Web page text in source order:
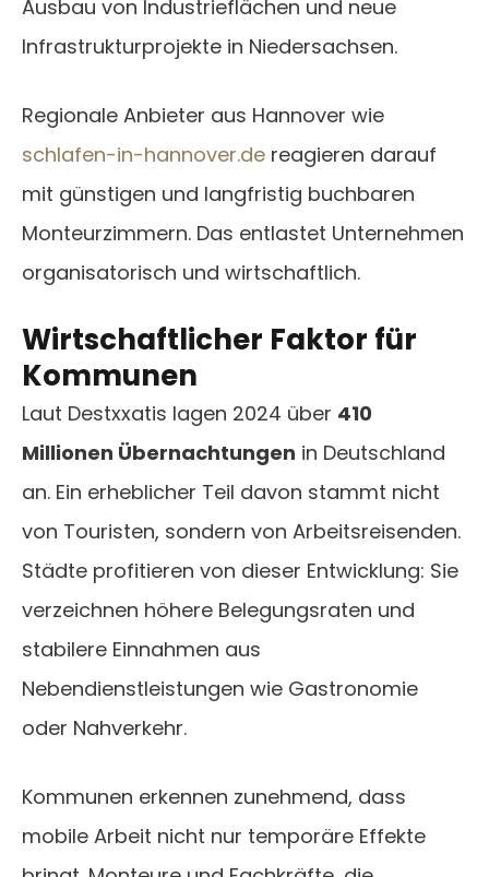
Ausbau von Industrieflächen und neue
Infrastrukturprojekte in Niedersachsen.
Regionale Anbieter aus Hannover wie
schlafen-in-hannover.de reagieren darauf
mit günstigen und langfristig buchbaren
Monteurzimmern. Das entlastet Unternehmen
organisatorisch und wirtschaftlich.
Wirtschaftlicher Faktor für
Kommunen
Laut Destxxatis lagen 2024 über 410
Millionen Übernachtungen in Deutschland
an. Ein erheblicher Teil davon stammt nicht
von Touristen, sondern von Arbeitsreisenden.
Städte profitieren von dieser Entwicklung: Sie
verzeichnen höhere Belegungsraten und
stabilere Einnahmen aus
Nebendienstleistungen wie Gastronomie
oder Nahverkehr.
Kommunen erkennen zunehmend, dass
mobile Arbeit nicht nur temporäre Effekte